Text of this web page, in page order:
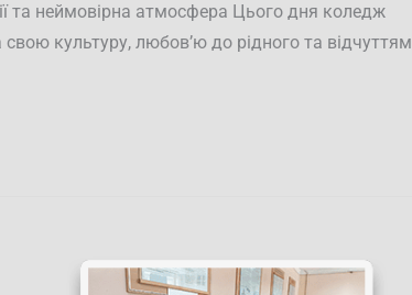
та неймовірна атмосфера Цього дня коледж
культуру, любов’ю до рідного та відчуттям